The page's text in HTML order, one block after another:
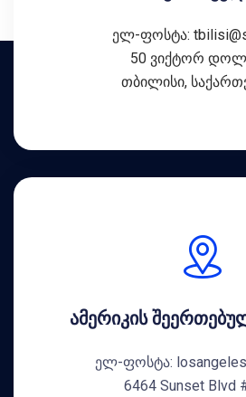
ელ-ფოსტა:
50 ვიქტორ
თბილისი,
ამერიკის
ელ-ფოსტა:
6464 Sunset Blvd